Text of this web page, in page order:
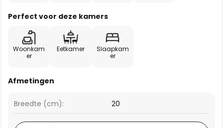
Perfect voor deze kamers
Woonkam
er
Eetkamer
Slaapkam
er
Afmetingen
Breedte (cm): 20